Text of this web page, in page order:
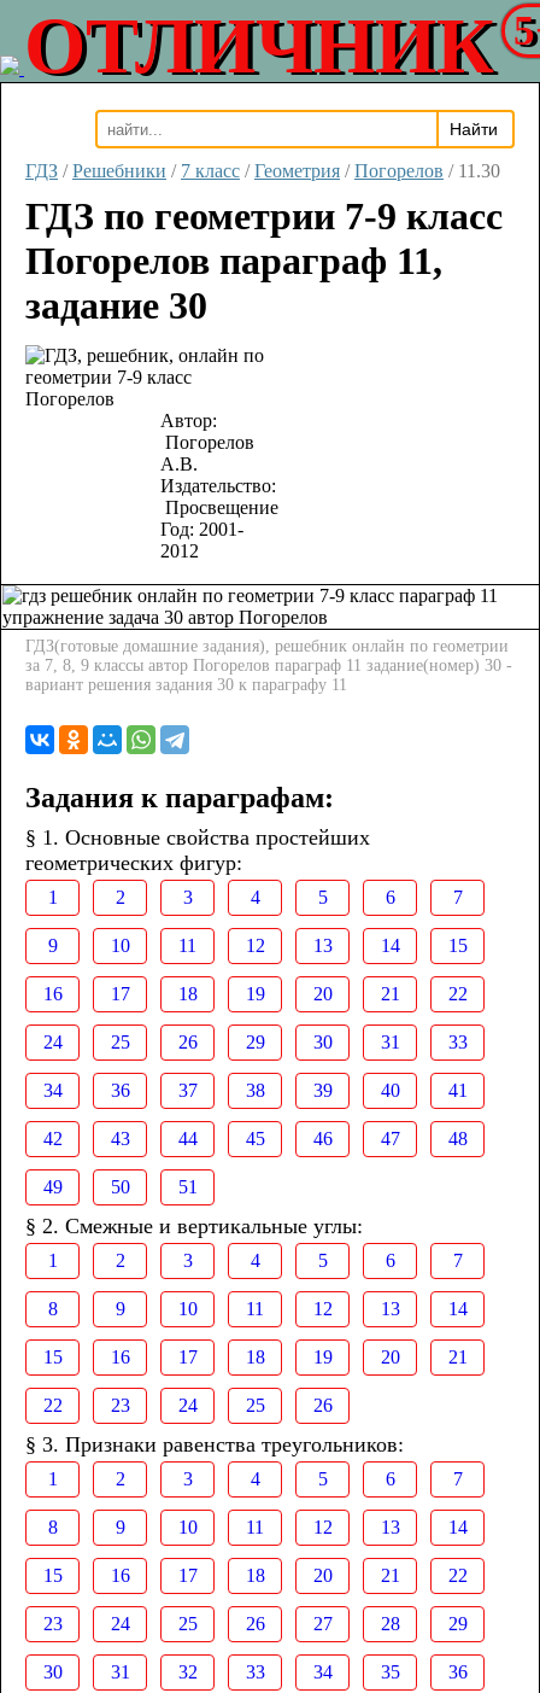
ОТЛИЧНИК
ГДЗ / Решебники / 7 класс / Геометрия / Погорелов / 11.30
ГДЗ по геометрии 7-9 класс
Погорелов параграф 11,
задание 30
Автор:
Погорелов
А.В.
Издательство:
Просвещение
Год: 2001-
2012
ГДЗ(готовые домашние задания), решебник онлайн по геометрии
за 7, 8, 9 классы автор Погорелов параграф 11 задание(номер) 30 -
вариант решения задания 30 к параграфу 11
Задания к параграфам:
§ 1. Основные свойства простейших
геометрических фигур:
1 2 3 4 5 6 7
9 10 11 12 13 14 15
16 17 18 19 20 21 22
24 25 26 29 30 31 33
34 36 37 38 39 40 41
42 43 44 45 46 47 48
49 50 51
§ 2. Смежные и вертикальные углы:
1 2 3 4 5 6 7
8 9 10 11 12 13 14
15 16 17 18 19 20 21
22 23 24 25 26
§ 3. Признаки равенства треугольников:
1 2 3 4 5 6 7
8 9 10 11 12 13 14
15 16 17 18 20 21 22
23 24 25 26 27 28 29
30 31 32 33 34 35 36